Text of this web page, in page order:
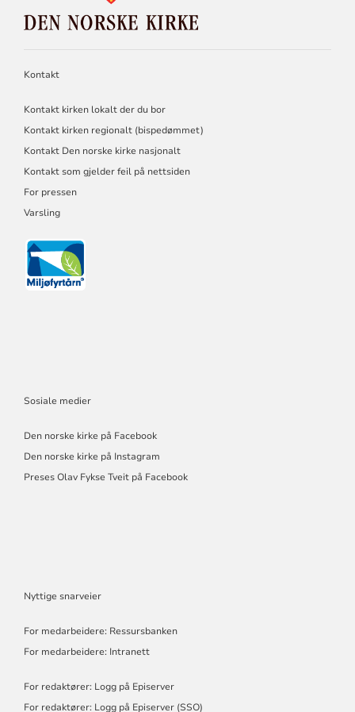
NORSKE
KIRKE
Kontakt
Kontakt kirken lokalt der du bor
Kontakt kirken regionalt (bispedømmet)
Kontakt Den norske kirke nasjonalt
Kontakt som gjelder feil på nettsiden
For pressen
Varsling
Sosiale medier
Den norske kirke på Facebook
Den norske kirke på Instagram
Preses Olav Fykse Tveit på Facebook
Nyttige snarveier
For medarbeidere: Ressursbanken
For medarbeidere: Intranett
For redaktører: Logg på Episerver
For redaktører: Logg på Episerver (SSO)